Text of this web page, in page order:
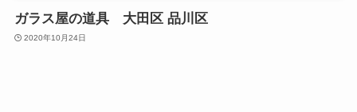
ガラス屋の道具 大田区 品川区
2020年10月24日